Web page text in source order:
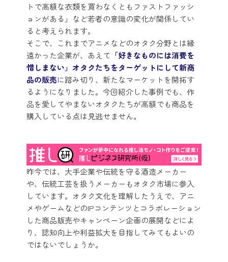
トで高額な衣類を買わなくともファストファッシ
ョンがある」など若者の意識の変化が関係してい
ると考えられます。
そこで、これまでアニメなどのオタク分野とは縁
遠かった企業が、あえて 「好きなものには消費を
惜しまない」オタクたちをターゲットにして新商
品の販売に踏み切り、新たなマーケットを開拓す
るようになりました。今回紹介した事例でも、作
品を愛してやまないオタクたちが高額でも商品を
購入している点は見逃せません。
昨今では、大手企業や伝統を守る酒造メーカー
や、伝統工芸を扱うメーカーもオタク市場に参入
しています。オタク文化を理解したうえで、アニ
メやゲームなどのIPコンテンツとコラボレーション
した商品販売やキャンペーン企画の展開などによ
り、認知向上や利益拡大を目指してみてもよいの
ではないでしょうか。